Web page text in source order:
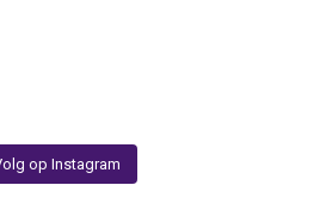
op Instagram